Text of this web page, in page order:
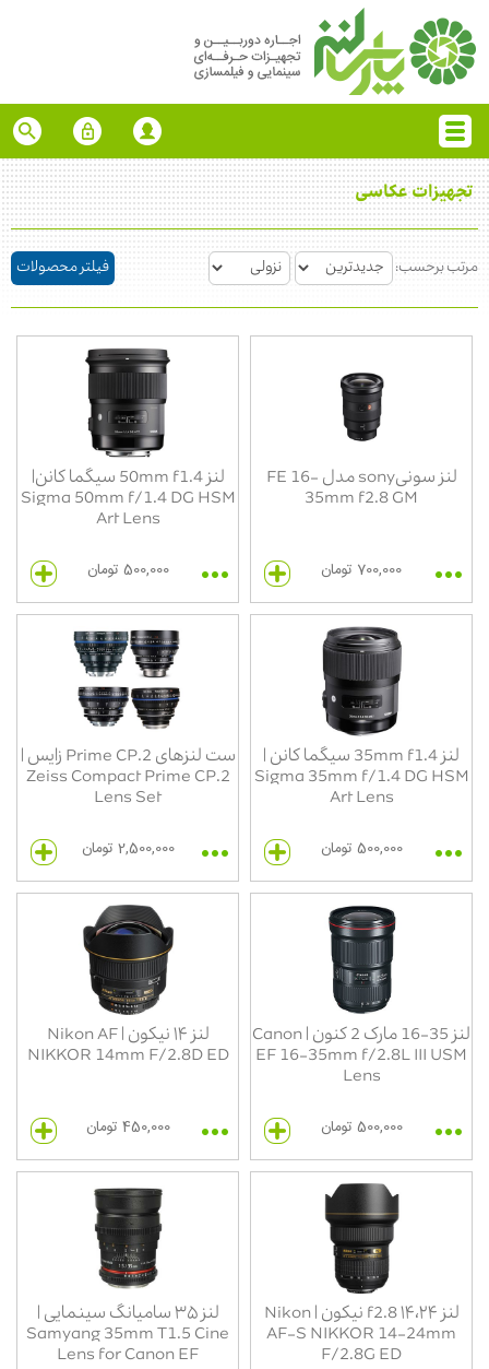
تجهیزات عکاسی
مرتب برحسب: فیلتر محصولات
لنز سونیsony مدل FE 16-
35mm f2.8 GM
700,000 تومان
لنز 50mm f1.4 سیگما کانن|
Sigma 50mm f/1.4 DG HSM
Art Lens
500,000 تومان
لنز 35mm f1.4 سیگما کانن |
Sigma 35mm f/1.4 DG HSM
Art Lens
500,000 تومان
ست لنزهای Prime CP.2 زایس |
Zeiss Compact Prime CP.2
Lens Set
2,500,000 تومان
لنز 35-16 مارک 2 کنون | Canon
EF 16-35mm f/2.8L III USM
Lens
500,000 تومان
لنز ۱۴ نیکون | Nikon AF
NIKKOR 14mm F/2.8D ED
450,000 تومان
لنز ۱۴،۲۴ f2.8 نیکون | Nikon
AF-S NIKKOR 14-24mm
F/2.8G ED
لنز ۳۵ سامیانگ سینمایی |
Samyang 35mm T1.5 Cine
Lens for Canon EF